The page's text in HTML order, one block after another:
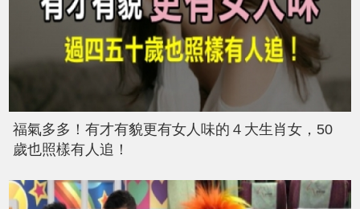
福氣多多！有才有貌更有女人味的４大生肖女，50
歲也照樣有人追！